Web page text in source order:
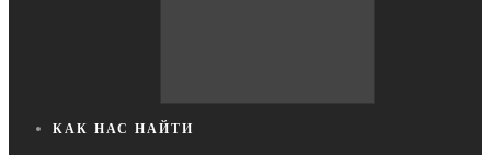
КАК НАС НАЙТИ